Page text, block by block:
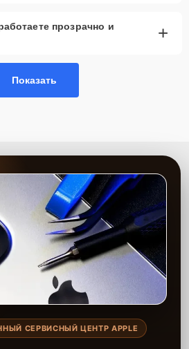
прозрачно и
+
Показать
СЕРВИСНЫЙ ЦЕНТР APPLE